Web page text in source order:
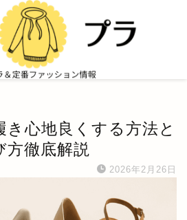
き心地良くする方法と
方徹底解説
2026年2月26日